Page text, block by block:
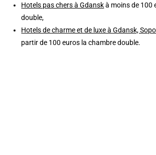
Hotels pas chers à Gdanskà moins de 100
double,
Hotels de charme et de luxe à Gdansk,
partir de 100 euros la chambre double.